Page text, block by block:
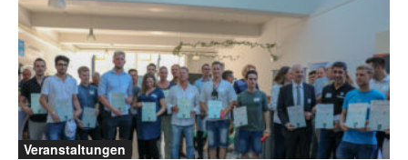
Veranstaltungen